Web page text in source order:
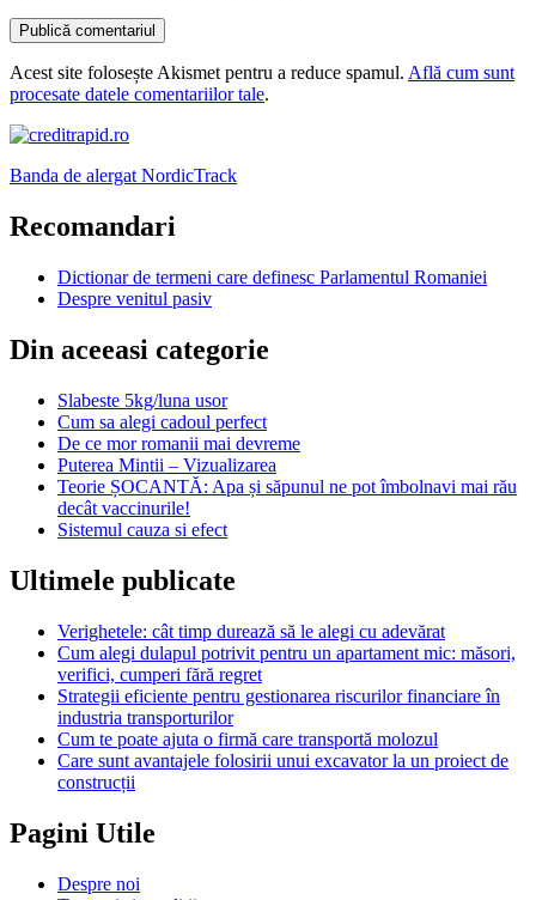
Acest site folosește Akismet pentru a reduce spamul. Află cum sunt
procesate datele comentariilor tale.
Banda de alergat NordicTrack
Recomandari
Dictionar de termeni care definesc Parlamentul Romaniei
Despre venitul pasiv
Din aceeasi categorie
Slabeste 5kg/luna usor
Cum sa alegi cadoul perfect
De ce mor romanii mai devreme
Puterea Mintii – Vizualizarea
Teorie ȘOCANTĂ: Apa și săpunul ne pot îmbolnavi mai rău
decât vaccinurile!
Sistemul cauza si efect
Ultimele publicate
Verighetele: cât timp durează să le alegi cu adevărat
Cum alegi dulapul potrivit pentru un apartament mic: măsori,
verifici, cumperi fără regret
Strategii eficiente pentru gestionarea riscurilor financiare în
industria transporturilor
Cum te poate ajuta o firmă care transportă molozul
Care sunt avantajele folosirii unui excavator la un proiect de
construcții
Pagini Utile
Despre noi